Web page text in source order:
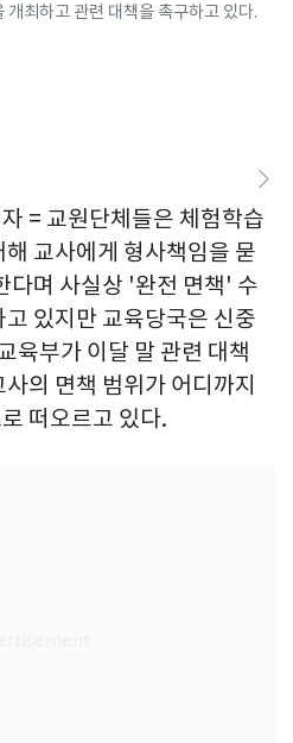
최하고 관련 대책을 촉구하고 있다.
= 교원단체들은 체험학습
교사에게 형사책임을 묻
다며 사실상 '완전 면책' 수
있지만 교육당국은 신중
육부가 이달 말 관련 대책
의 면책 범위가 어디까지
떠오르고 있다.